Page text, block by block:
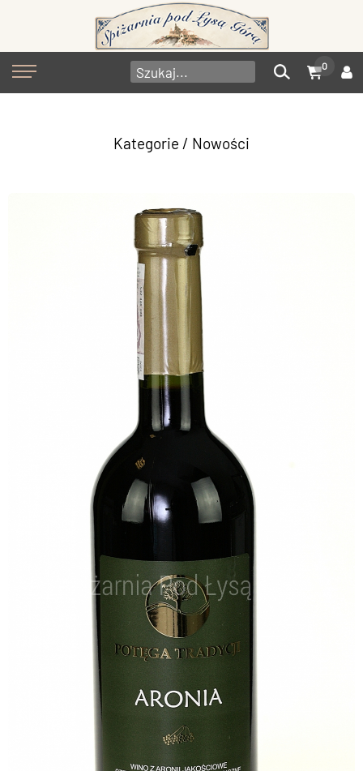
0
Kategorie / Nowości